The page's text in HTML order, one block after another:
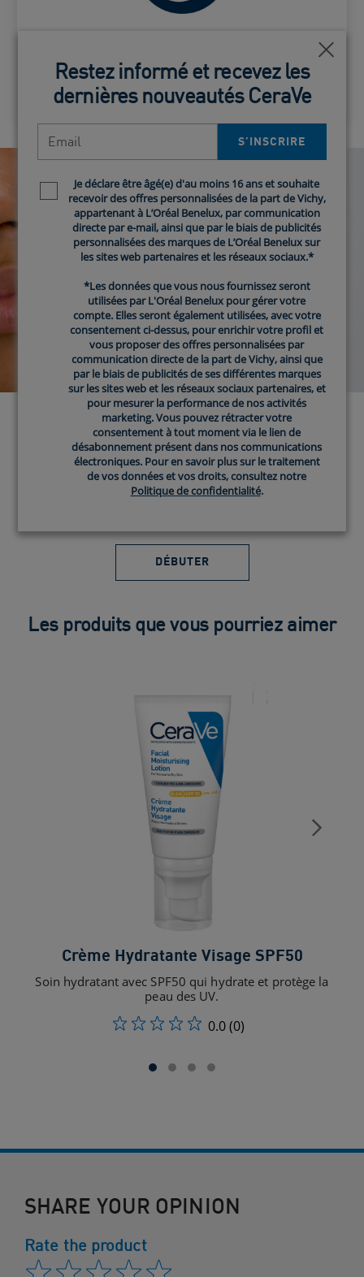
longue durée.
TROUVEZ LES
PRODUITS CERAVE
FAITS POUR VOUS
DÉBUTER
Les produits que vous pourriez aimer
Crème Hydratante Visage SPF50
Soin hydratant avec SPF50 qui hydrate et protège la
peau des UV.
0.0(0)
Restez informé et recevez les
dernières nouveautés CeraVe
S’INSCRIRE​
Newsletter policy
Je déclare être âgé(e) d'au moins 16 ans et souhaite
recevoir des offres personnalisées de la part de Vichy,
appartenant à L’Oréal Benelux, par communication
directe par e-mail, ainsi que par le biais de publicités
personnalisées des marques de L’Oréal Benelux sur
les sites web partenaires et les réseaux sociaux.*
*Les données que vous nous fournissez seront
utilisées par L'Oréal Benelux pour gérer votre
compte. Elles seront également utilisées, avec votre
consentement ci-dessus, pour enrichir votre profil et
vous proposer des offres personnalisées par
communication directe de la part de Vichy, ainsi que
par le biais de publicités de ses différentes marques
sur les sites web et les réseaux sociaux partenaires, et
pour mesurer la performance de nos activités
marketing. Vous pouvez rétracter votre
consentement à tout moment via le lien de
désabonnement présent dans nos communications
électroniques. Pour en savoir plus sur le traitement
de vos données et vos droits, consultez notre
Politique de confidentialité.
SHARE YOUR OPINION
Rate the product
Restez informé et recevez les
dernières nouveautés CeraVe
S’INSCRIRE​
Newsletter policy
Je déclare être âgé(e) d'au moins 16 ans et souhaite
recevoir des offres personnalisées de la part de Vichy,
appartenant à L’Oréal Benelux, par communication
directe par e-mail, ainsi que par le biais de publicités
personnalisées des marques de L’Oréal Benelux sur
les sites web partenaires et les réseaux sociaux.*
*Les données que vous nous fournissez seront
utilisées par L'Oréal Benelux pour gérer votre
compte. Elles seront également utilisées, avec votre
consentement ci-dessus, pour enrichir votre profil et
vous proposer des offres personnalisées par
communication directe de la part de Vichy, ainsi que
par le biais de publicités de ses différentes marques
sur les sites web et les réseaux sociaux partenaires, et
pour mesurer la performance de nos activités
marketing. Vous pouvez rétracter votre
consentement à tout moment via le lien de
désabonnement présent dans nos communications
électroniques. Pour en savoir plus sur le traitement
de vos données et vos droits, consultez notre
Politique de confidentialité.